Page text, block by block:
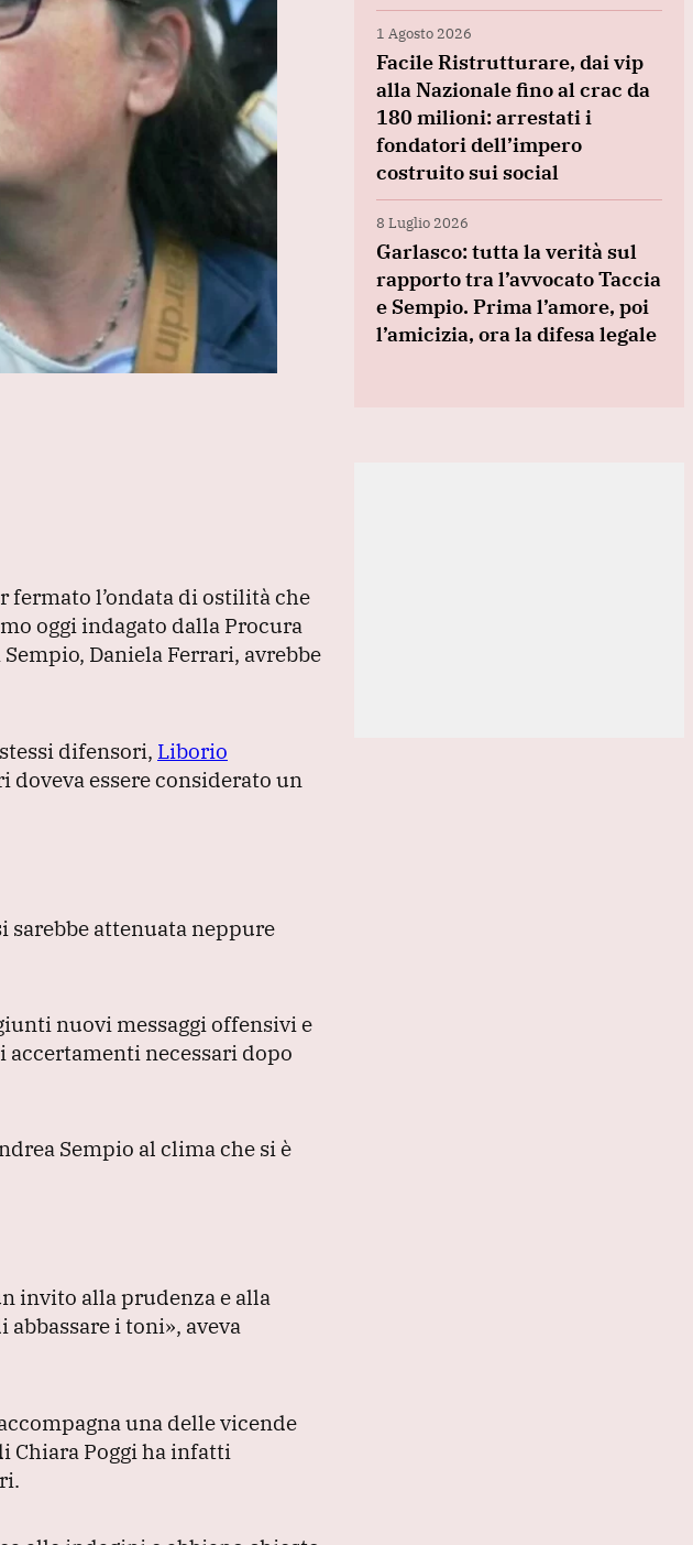
fermato l’ondata di ostilità che
oggi indagato dalla Procura
Daniela Ferrari, avrebbe
difensori, Liborio
doveva essere considerato un
attenuata neppure
nuovi messaggi offensivi e
necessari dopo
Sempio al clima che si è
invito alla prudenza e alla
abbassare i toni», aveva
una delle vicende
Chiara Poggi ha infatti
1 Agosto 2026
Facile Ristrutturare, dai vip
alla Nazionale fino al crac da
180 milioni: arrestati i
fondatori dell’impero
costruito sui social
8 Luglio 2026
Garlasco: tutta la verità sul
rapporto tra l’avvocato Taccia
e Sempio. Prima l’amore, poi
l’amicizia, ora la difesa legale